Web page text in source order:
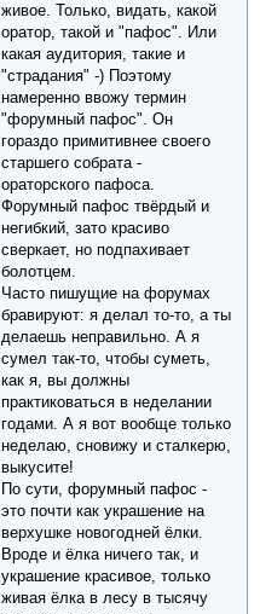
живое. Только, видать, какой
оратор, такой и "пафос". Или
какая аудитория, такие и
"страдания" -) Поэтому
намеренно ввожу термин
"форумный пафос". Он
гораздо примитивнее своего
старшего собрата -
ораторского пафоса.
Форумный пафос твёрдый и
негибкий, зато красиво
сверкает, но подпахивает
болотцем.
Часто пишущие на форумах
бравируют: я делал то-то, а ты
делаешь неправильно. А я
сумел так-то, чтобы суметь,
как я, вы должны
практиковаться в неделании
годами. А я вот вообще только
неделаю, сновижу и сталкерю,
выкусите!
По сути, форумный пафос -
это почти как украшение на
верхушке новогодней ёлки.
Вроде и ёлка ничего так, и
украшение красивое, только
живая ёлка в лесу в тысячу